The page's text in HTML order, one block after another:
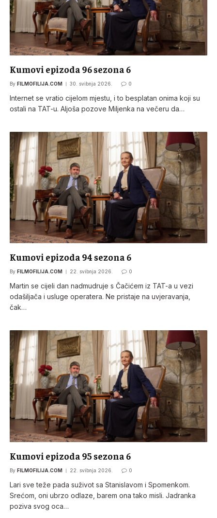
Kumovi epizoda 96 sezona 6
By FILMOFILIJA.COM 30. svibnja 2026. 0
Internet se vratio cijelom mjestu, i to besplatan onima koji su
ostali na TAT-u. Aljoša pozove Miljenka na večeru da…
Kumovi epizoda 94 sezona 6
By FILMOFILIJA.COM 22. svibnja 2026. 0
Martin se cijeli dan nadmudruje s Čačićem iz TAT-a u vezi
odašiljača i usluge operatera. Ne pristaje na uvjeravanja,
čak…
Kumovi epizoda 95 sezona 6
By FILMOFILIJA.COM 22. svibnja 2026. 0
Lari sve teže pada suživot sa Stanislavom i Spomenkom.
Srećom, oni ubrzo odlaze, barem ona tako misli. Jadranka
poziva svog oca…